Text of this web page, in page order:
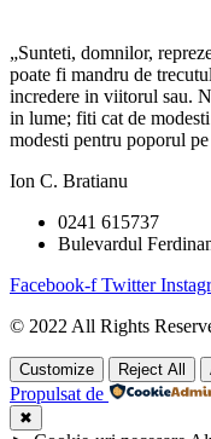
„Sunteti, domnilor,
poate fi mandru de
incredere in viitorul sau.
in lume; fiti cat de
modesti pentru poporul
Ion C. Bratianu
0241 615737
Bulevardul
Facebook-f Twitter
© 2022 All Rights
Customize Reject All
Propulsat de
✖